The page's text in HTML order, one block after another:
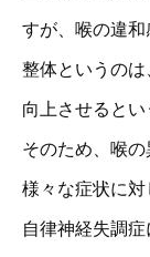
すが、喉の違和
整体というの
向上させるとい
そのため、喉
様々な症状に対
自律神経失調